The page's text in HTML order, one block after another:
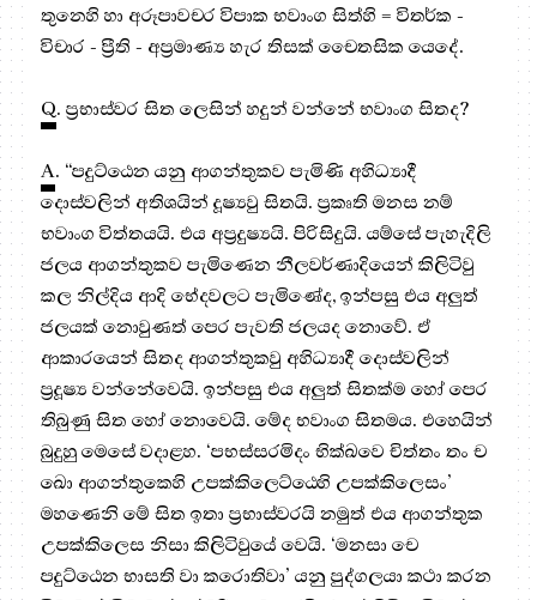
තුනෙහි හා අරූපාවචර විපාක භවාංග සිත්හි = විතර්ක -
විචාර - ප්‍රීති - අප්‍ර‍මාණ්‍ය හැර තිසක් චෛතසික යෙදේ.
Q. ප්‍රභාස්වර සිත ලෙසින් හදුන් වන්නේ භවාංග සිතද?
A. “පදුට්ඨෙන යනු ආගන්තුකව පැමිණි අහිධ්‍යාදී
දොස්වලින් අතිශයින් දූෂ්‍යවු සිතයි. ප්‍රකෘති මනස නම්
භවාංග විත්තයයි. එය අප්‍රදුෂ්‍යයි. පිරිසිදුයි. යම්සේ පැහැදිලි
ජලය ආගන්තුකව පැමිණෙන නීලවර්ණාදියෙන් කිලිටිවු
කල නිල්දිය ආදි භේදවලට පැමිණේද, ඉන්පසු එය අලුත්
ජලයක් නොවුණත් පෙර පැවති ජලයද නොවේ. ඒ
ආකාරයෙන් සිතද ආගන්තුකවු අහිධ්‍යාදී දොස්වලින්
ප්‍රදූෂ්‍ය වන්නේවෙයි. ඉන්පසු එය අලුත් සිතක්ම හෝ පෙර
තිබුණු සිත හෝ නොවෙයි. මේද භවාංග සිතමය. එහෙයින්
බුදුහු මෙසේ වදාළහ. ‘පභස්සරමිදං භික්ඛවෙ චිත්තං තං ච
ඛො ආගන්තුකෙහි උපක්කිලෙට්ඨෙහි උපක්කිලෙසං’
මහණෙනි මේ සිත ඉතා ප්‍රභාස්වරයි නමුත් එය ආගන්තුක
උපක්කිලෙස නිසා කිලිටිවුයේ වෙයි. ‘මනසා චෙ
පදුට්ඨෙන භාසති වා කරොතිවා’ යනු පුද්ගලයා කථා කරන